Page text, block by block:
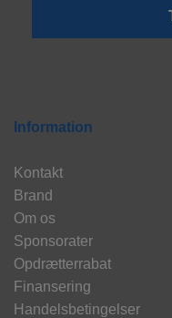
Information
Kontakt
Brand
Om os
Sponsorater
Opdrætterrabat
Finansering
Handelsbetingelser